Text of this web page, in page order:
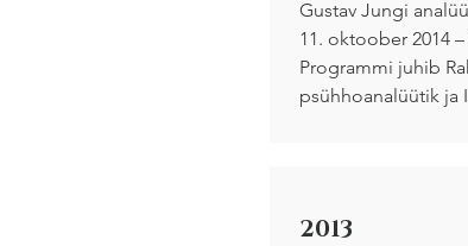
Gustav Jungi
11. oktoober 2014
Programmi juhib
psühhoanalüütik ja
2013